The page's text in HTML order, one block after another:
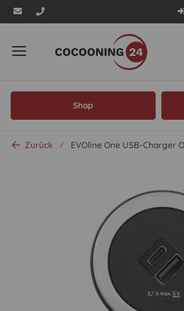
Shop
Zurück EVOline One USB-Charger